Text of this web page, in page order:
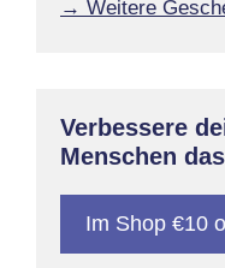
→ Weitere
Verbessere
Menschen
Im Shop €10